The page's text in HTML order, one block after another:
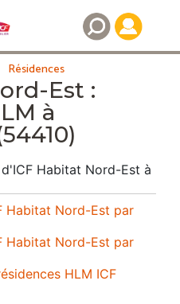
Résidences
Est :
à
Habitat Nord-Est à
Habitat Nord-Est par
Habitat Nord-Est par
HLM ICF